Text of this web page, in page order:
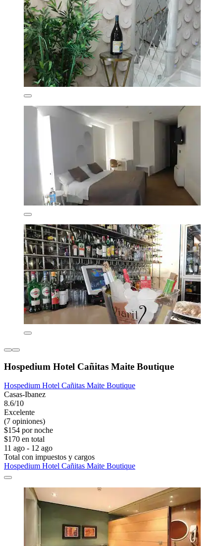
Hospedium Hotel Cañitas Maite Boutique
Hospedium Hotel Cañitas Maite Boutique
Casas-Ibanez
8.6/10
Excelente
(7 opiniones)
$154 por noche
$170 en total
11 ago - 12 ago
Total con impuestos y cargos
Hospedium Hotel Cañitas Maite Boutique